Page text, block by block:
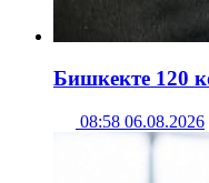
Бишкекте 120
08:58 06.08.2026